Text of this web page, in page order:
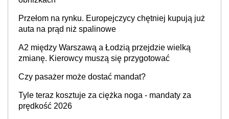
Przełom na rynku. Europejczycy chętniej kupują już
auta na prąd niż spalinowe
A2 między Warszawą a Łodzią przejdzie wielką
zmianę. Kierowcy muszą się przygotować
Czy pasażer może dostać mandat?
Tyle teraz kosztuje za ciężka noga - mandaty za
prędkość 2026